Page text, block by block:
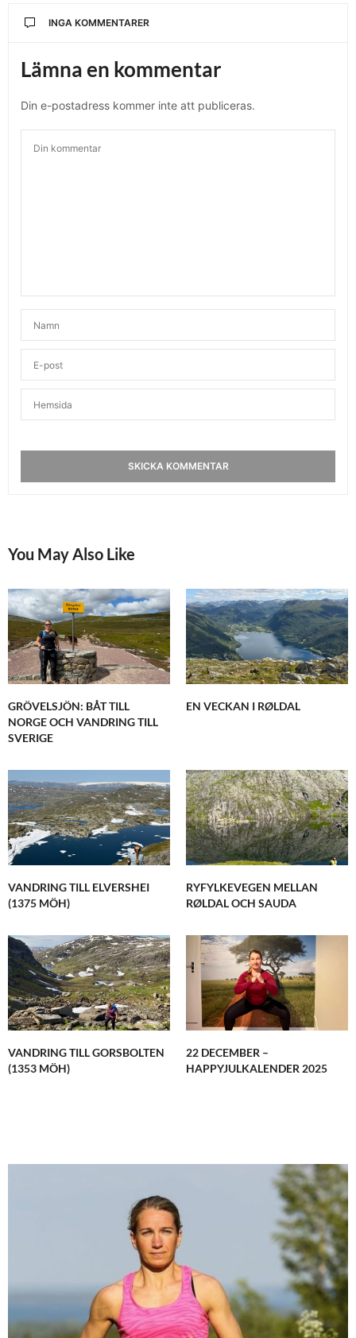
INGA KOMMENTARER
Lämna en kommentar
Din e-postadress kommer inte att publiceras.
You May Also Like
GRÖVELSJÖN: BÅT TILL
NORGE OCH VANDRING TILL
SVERIGE
EN VECKAN I RØLDAL
VANDRING TILL ELVERSHEI
(1375 MÖH)
RYFYLKEVEGEN MELLAN
RØLDAL OCH SAUDA
VANDRING TILL GORSBOLTEN
(1353 MÖH)
22 DECEMBER –
HAPPYJULKALENDER 2025